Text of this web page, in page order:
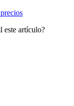
este artículo?